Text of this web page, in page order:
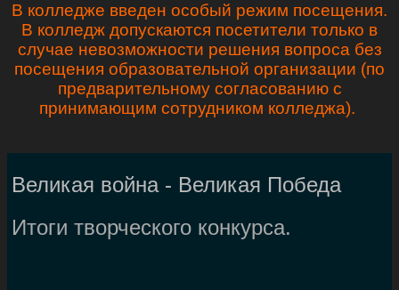
В колледже введен особый режим посещения.
В колледж допускаются посетители только в
случае невозможности решения вопроса без
посещения образовательной организации (по
предварительному согласованию с
принимающим сотрудником колледжа).
Великая война - Великая Победа
Итоги творческого конкурса.